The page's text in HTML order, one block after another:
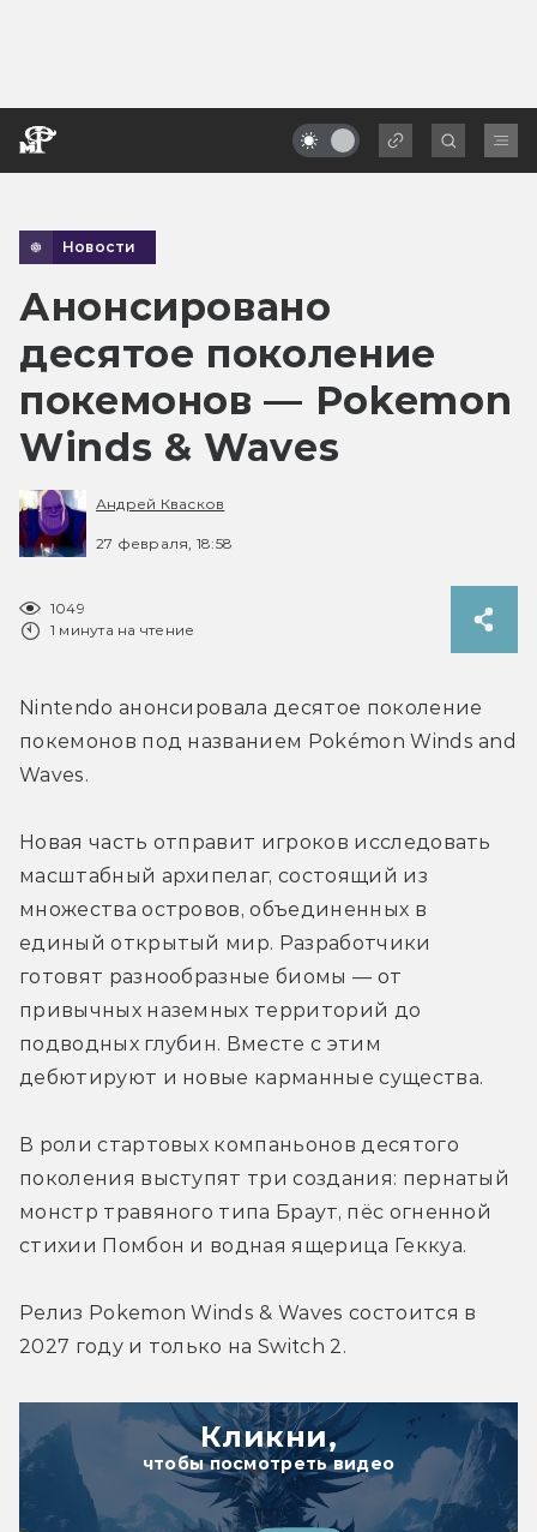
Новости
Анонсировано
десятое поколение
покемонов — Pokemon
Winds & Waves
Андрей Квасков
27 февраля, 18:58
1049
1 минута на чтение
Nintendo анонсировала десятое поколение
покемонов под названием Pokémon Winds and
Waves.
Новая часть отправит игроков исследовать
масштабный архипелаг, состоящий из
множества островов, объединенных в
единый открытый мир. Разработчики
готовят разнообразные биомы — от
привычных наземных территорий до
подводных глубин. Вместе с этим
дебютируют и новые карманные существа.
В роли стартовых компаньонов десятого
поколения выступят три создания: пернатый
монстр травяного типа Браут, пёс огненной
Релиз Pokemon Winds & Waves состоится в
2027 году и только на Switch 2.
Кликни,
чтобы посмотреть видео